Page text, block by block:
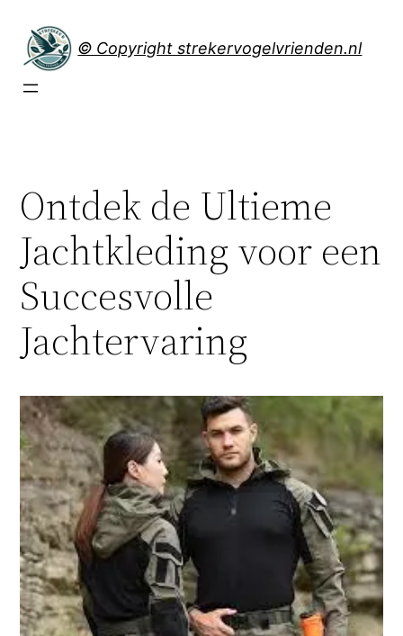
naar
inhoud
© Copyright strekervogelvrienden.nl
Ontdek de Ultieme
Jachtkleding voor een
Succesvolle
Jachtervaring